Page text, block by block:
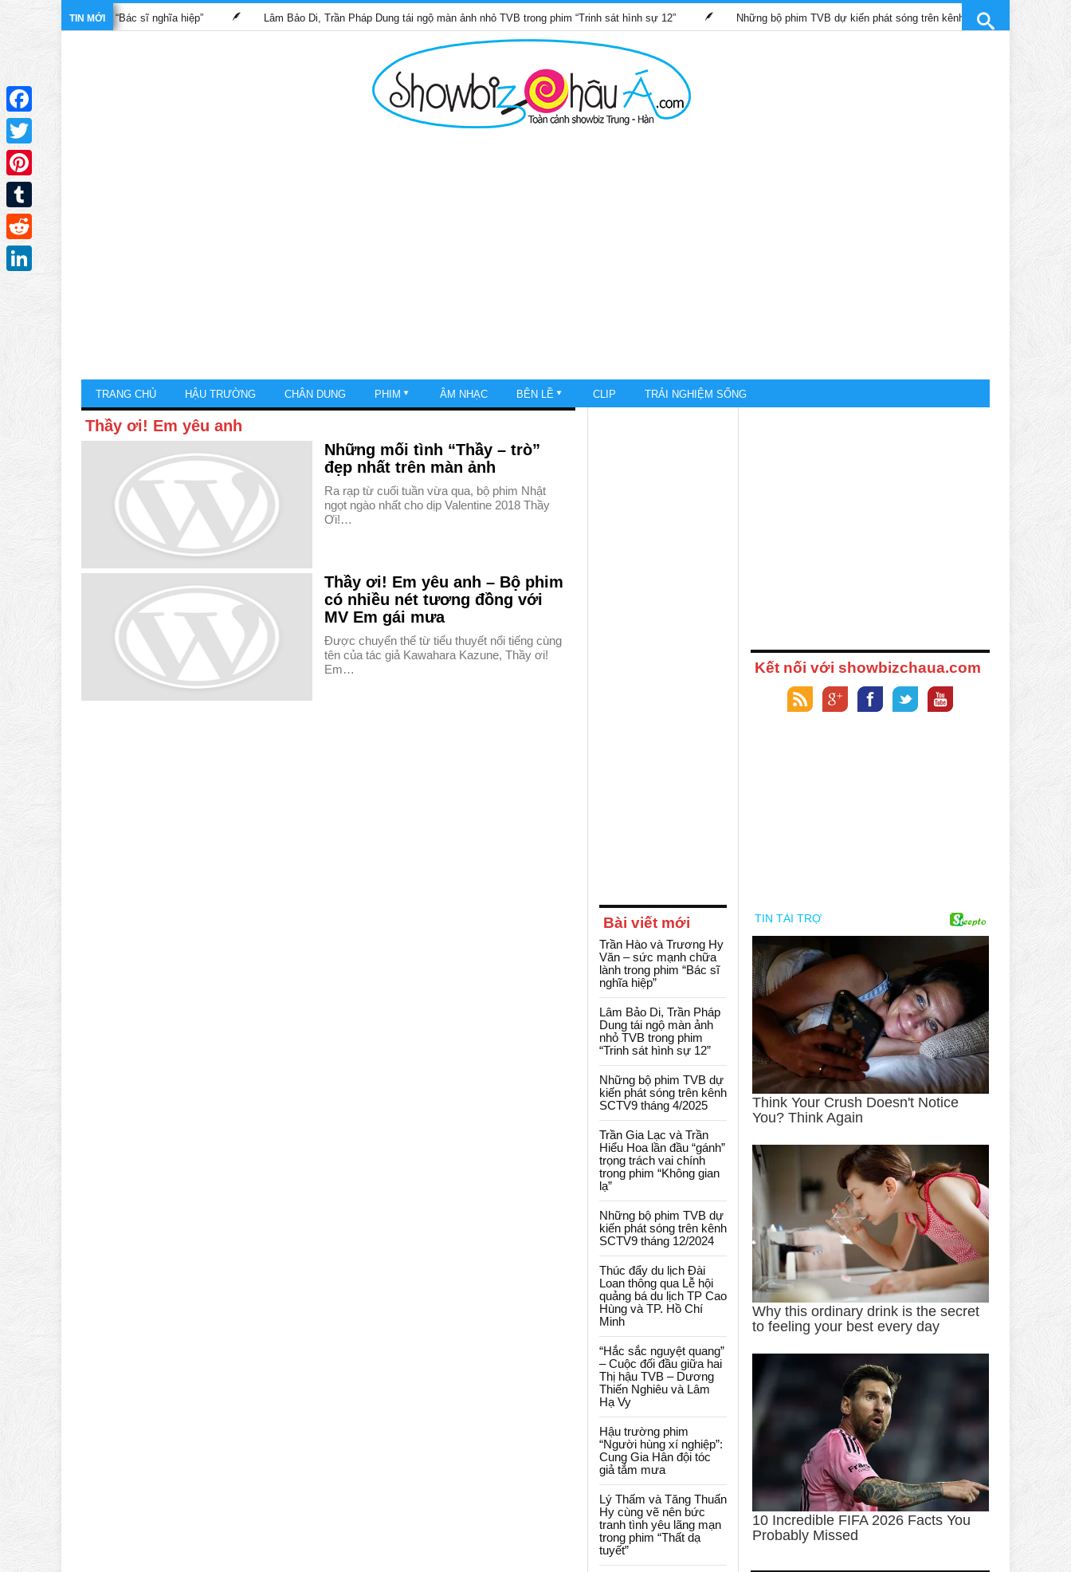
TIN MỚI
trong phim “Bác sĩ nghĩa hiệp” Lâm Bảo Di, Trần Pháp Dung tái ngộ màn ảnh nhỏ TVB trong phim “Trinh sát hình sự 12” Những bộ phim TVB dự kiến phát sóng trên kênh SCTV9 tháng 4/2025
TRANG CHỦ HẬU TRƯỜNG CHÂN DUNG PHIM ÂM NHẠC BÊN LỀ CLIP TRẢI NGHIỆM SỐNG
Thầy ơi! Em yêu anh
Những mối tình “Thầy – trò”
đẹp nhất trên màn ảnh
Ra rạp từ cuối tuần vừa qua, bộ phim Nhật
ngọt ngào nhất cho dịp Valentine 2018 Thầy
Ơi!…
Thầy ơi! Em yêu anh – Bộ phim
có nhiều nét tương đồng với
MV Em gái mưa
Được chuyển thể từ tiểu thuyết nổi tiếng cùng
tên của tác giả Kawahara Kazune, Thầy ơi!
Em…
Bài viết mới
Trần Hào và Trương Hy
Văn – sức mạnh chữa
lành trong phim “Bác sĩ
nghĩa hiệp”
Lâm Bảo Di, Trần Pháp
Dung tái ngộ màn ảnh
nhỏ TVB trong phim
“Trinh sát hình sự 12”
Những bộ phim TVB dự
kiến phát sóng trên kênh
SCTV9 tháng 4/2025
Trần Gia Lạc và Trần
Hiểu Hoa lần đầu “gánh”
trọng trách vai chính
trong phim “Không gian
lạ”
Những bộ phim TVB dự
kiến phát sóng trên kênh
SCTV9 tháng 12/2024
Thúc đẩy du lịch Đài
Loan thông qua Lễ hội
quảng bá du lịch TP Cao
Hùng và TP. Hồ Chí
Minh
“Hắc sắc nguyệt quang”
– Cuộc đối đầu giữa hai
Thị hậu TVB – Dương
Thiến Nghiêu và Lâm
Hạ Vy
Hậu trường phim
“Người hùng xí nghiệp”:
Cung Gia Hân đội tóc
giả tắm mưa
Lý Thấm và Tăng Thuấn
Hy cùng vẽ nên bức
tranh tình yêu lãng mạn
trong phim “Thất dạ
tuyết”
Kết nối với showbizchaua.com
Facebook
Twitter
Pinterest
Tumblr
Reddit